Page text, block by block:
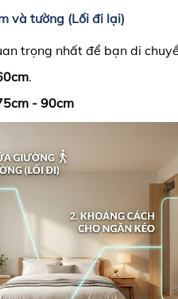
và tường (Lối đi lại)
trọng nhất để bạn di
.
- 90cm